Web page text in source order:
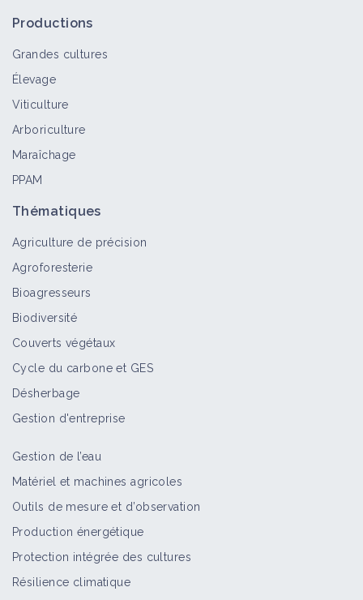
Productions
Grandes cultures
Élevage
Viticulture
Arboriculture
Maraîchage
PPAM
Thématiques
Agriculture de précision
Agroforesterie
Bioagresseurs
Biodiversité
Couverts végétaux
Cycle du carbone et GES
Désherbage
Gestion d'entreprise
Gestion de l’eau
Matériel et machines agricoles
Outils de mesure et d’observation
Production énergétique
Protection intégrée des cultures
Résilience climatique